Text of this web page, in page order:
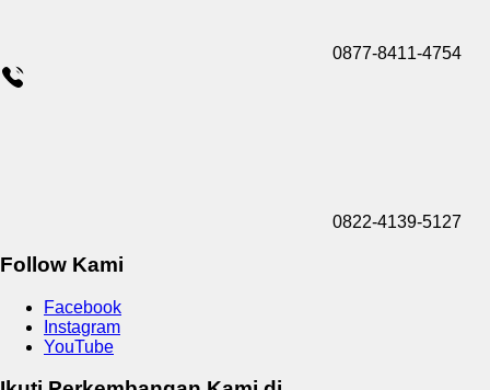
0877-8411-4754
0822-4139-5127
Follow Kami
Facebook
Instagram
YouTube